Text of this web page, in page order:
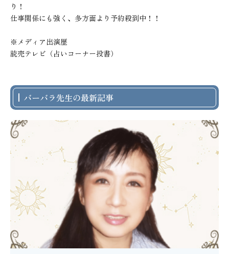
り！
仕事関係にも強く、多方面より予約殺到中！！
※メディア出演歴
読売テレビ（占いコーナー投書）
バーバラ先生の最新記事